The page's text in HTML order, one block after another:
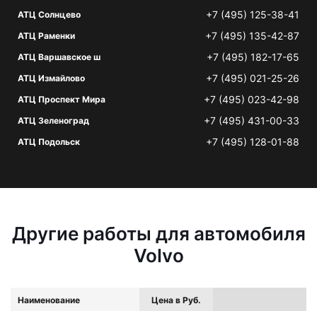
АТЦ Солнцево +7 (495) 125-38-41
АТЦ Раменки +7 (495) 135-42-87
АТЦ Варшавское ш +7 (495) 182-17-65
АТЦ Измайлово +7 (495) 021-25-26
АТЦ Проспект Мира +7 (495) 023-42-98
АТЦ Зеленоград +7 (495) 431-00-33
АТЦ Подольск +7 (495) 128-01-88
Другие работы для автомобиля
Volvo
Наименование Цена в Руб.